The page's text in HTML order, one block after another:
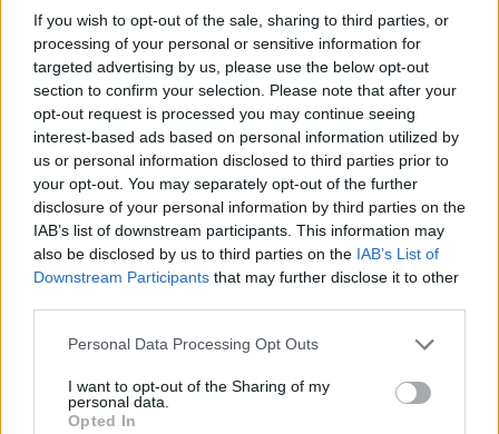
If you wish to opt-out of the sale, sharing to third parties, or
processing of your personal or sensitive information for
targeted advertising by us, please use the below opt-out
section to confirm your selection. Please note that after your
opt-out request is processed you may continue seeing
interest-based ads based on personal information utilized by
us or personal information disclosed to third parties prior to
your opt-out. You may separately opt-out of the further
disclosure of your personal information by third parties on the
IAB’s list of downstream participants. This information may
also be disclosed by us to third parties on the IAB’s List of
Downstream Participants that may further disclose it to other
Personal Data Processing Opt Outs
I want to opt-out of the Sharing of my
personal data.
Opted In
09:54
Άγιος Νικόλαος: Αγροτικό "καρφώθηκε" σε φορτηγό
09:50
Ιράν: Η συμφωνία με το Ομάν δεν σημαίνει πλήρες
άνοιγμα των Στενών του Ορμούζ
09:44
Χωρίς ενεργό μέτωπο η φωτιά στο Καρύδι Σητείας -
Παραμένουν δυνάμεις στο σημείο
09:31
Ιός Δυτικού Νείλου: Στα 65 τα κρούσματα στην Ελλάδα